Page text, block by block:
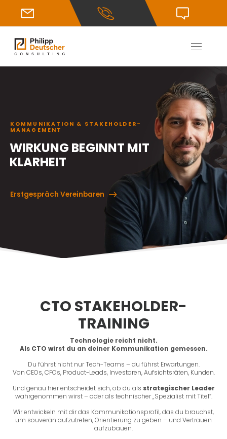
KOMMUNIKATION & STAKEHOLDER-
MANAGEMENT
WIRKUNG BEGINNT MIT
KLARHEIT
Erstgespräch Vereinbaren
CTO STAKEHOLDER-
TRAINING
Technologie reicht nicht.
Als CTO wirst du an deiner Kommunikation gemessen.
Du führst nicht nur Tech-Teams – du führst Erwartungen.
Von CEOs, CFOs, Product-Leads, Investoren, Aufsichtsräten, Kunden.
Und genau hier entscheidet sich, ob du als strategischer Leader
wahrgenommen wirst – oder als technischer „Spezialist mit Titel“.
Wir entwickeln mit dir das Kommunikationsprofil, das du brauchst,
um souverän aufzutreten, Orientierung zu geben – und Vertrauen
aufzubauen.